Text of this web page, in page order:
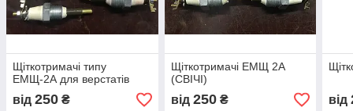
Щіткотримачі типу
ЕМЩ-2А для верстатів
від 250 ₴
Щіткотримачі ЕМЩ 2А
(СВІЧІ)
від 250₴ від